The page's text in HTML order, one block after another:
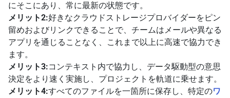
にそこにあり、常に最新の状態です。
メリット2:好きなクラウドストレージプロバイダーをピン
留めおよびリンクできることで、チームはメールや異なる
アプリを通じることなく、これまで以上に高速で協力でき
ます。
メリット3:コンテキスト内で協力し、データ駆動型の意思
決定をより速く実施し、プロジェクトを軌道に乗せます。
メリット4:すべてのファイルを一箇所に保存し、特定のワ